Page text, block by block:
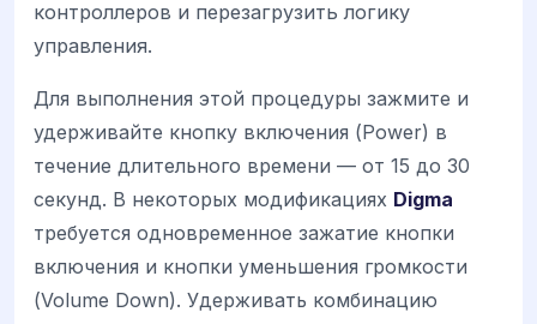
контроллеров и перезагрузить логику
управления.
Для выполнения этой процедуры зажмите и
удерживайте кнопку включения (Power) в
течение длительного времени — от 15 до 30
секунд. В некоторых модификациях Digma
требуется одновременное зажатие кнопки
включения и кнопки уменьшения громкости
(Volume Down). Удерживать комбинацию